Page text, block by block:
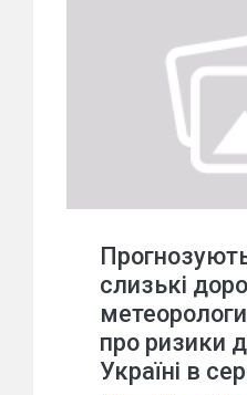
слизькі
про ризики
Україні в